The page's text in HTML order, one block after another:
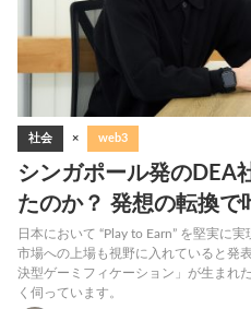
社会 × web3
シンガポール発のDEA
たのか？ 発想の転換で
日本において “Play to Earn” を堅実に
市場への上場も視野に入れていると発
決型ゲーミフィケーション」が生まれ
く伺っています。